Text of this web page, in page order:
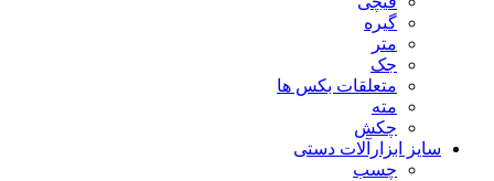
گیره
متر
جک
متعلقات بکس ها
مته
چکش
سایز ابزارآلات دستی
چسب